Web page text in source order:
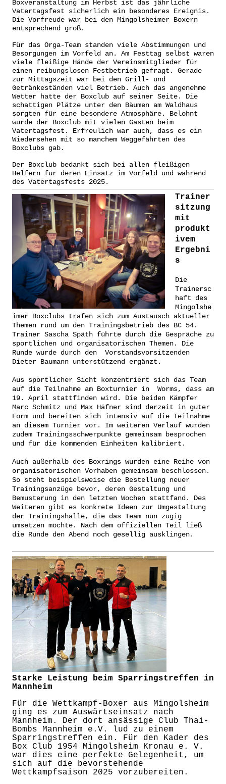
Boxveranstaltung im Herbst ist das jährliche
Vatertagsfest sicherlich ein besonderes Ereignis.
Die Vorfreude war bei den Mingolsheimer Boxern
entsprechend groß.
Für das Orga-Team standen viele Abstimmungen und
Besorgungen im Vorfeld an. Am Festtag selbst waren
viele fleißige Hände der Vereinsmitglieder für
einen reibungslosen Festbetrieb gefragt. Gerade
zur Mittagszeit war bei den Grill- und
Getränkeständen viel Betrieb. Auch das angenehme
Wetter hatte der Boxclub auf seiner Seite. Die
schattigen Plätze unter den Bäumen am Waldhaus
sorgten für eine besondere Atmosphäre. Belohnt
wurde der Boxclub mit vielen Gästen beim
Vatertagsfest. Erfreulich war auch, dass es ein
Wiedersehen mit so manchem Weggefährten des
Boxclubs gab.
Der Boxclub bedankt sich bei allen fleißigen
Helfern für deren Einsatz im Vorfeld und während
des Vatertagsfests 2025.
Trainer
sitzung
mit
produkt
ivem
Ergebni
s
Die
Trainersc
haft des
Mingolshe
imer Boxclubs trafen sich zum Austausch aktueller
Themen rund um den Trainingsbetrieb des BC 54.
Trainer Sascha Späth führte durch die Gespräche zu
sportlichen und organisatorischen Themen. Die
Runde wurde durch den Vorstandsvorsitzenden
Dieter Baumann unterstützend ergänzt.
Aus sportlicher Sicht konzentriert sich das Team
auf die Teilnahme am Boxturnier in Worms, dass am
19. April stattfinden wird. Die beiden Kämpfer
Marc Schmitz und Max Häfner sind derzeit in guter
Form und bereiten sich intensiv auf die Teilnahme
an diesem Turnier vor. Im weiteren Verlauf wurden
zudem Trainingsschwerpunkte gemeinsam besprochen
und für die kommenden Einheiten kalibriert.
Auch außerhalb des Boxrings wurden eine Reihe von
organisatorischen Vorhaben gemeinsam beschlossen.
So steht beispielsweise die Bestellung neuer
Trainingsanzüge bevor, deren Gestaltung und
Bemusterung in den letzten Wochen stattfand. Des
Weiteren gibt es konkrete Ideen zur Umgestaltung
der Trainingshalle, die das Team nun zügig
umsetzen möchte. Nach dem offiziellen Teil ließ
die Runde den Abend noch gesellig ausklingen.
Starke Leistung beim Sparringstreffen in
Mannheim
Für die Wettkampf-Boxer aus Mingolsheim
ging es zum Auswärtseinsatz nach
Mannheim. Der dort ansässige Club Thai-
Bombs Mannheim e.V. lud zu einem
Sparringstreffen ein. Für den Kader des
Box Club 1954 Mingolsheim Kronau e. V.
war dies eine perfekte Gelegenheit, um
sich auf die bevorstehende
Wettkampfsaison 2025 vorzubereiten.